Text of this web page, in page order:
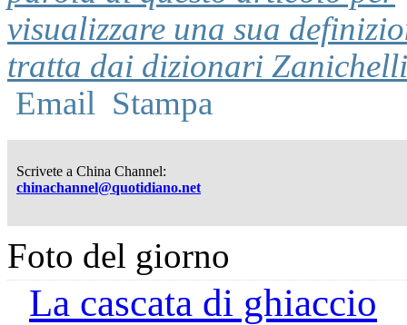
visualizzare una sua
tratta dai dizionari Zanichelli
Email Stampa
Scrivete a China Channel:
chinachannel@quotidiano.net
Foto del giorno
La cascata di ghiaccio